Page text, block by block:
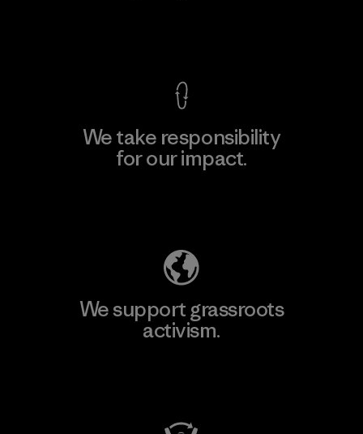
We take responsibility
for our impact.
We support grassroots
activism.